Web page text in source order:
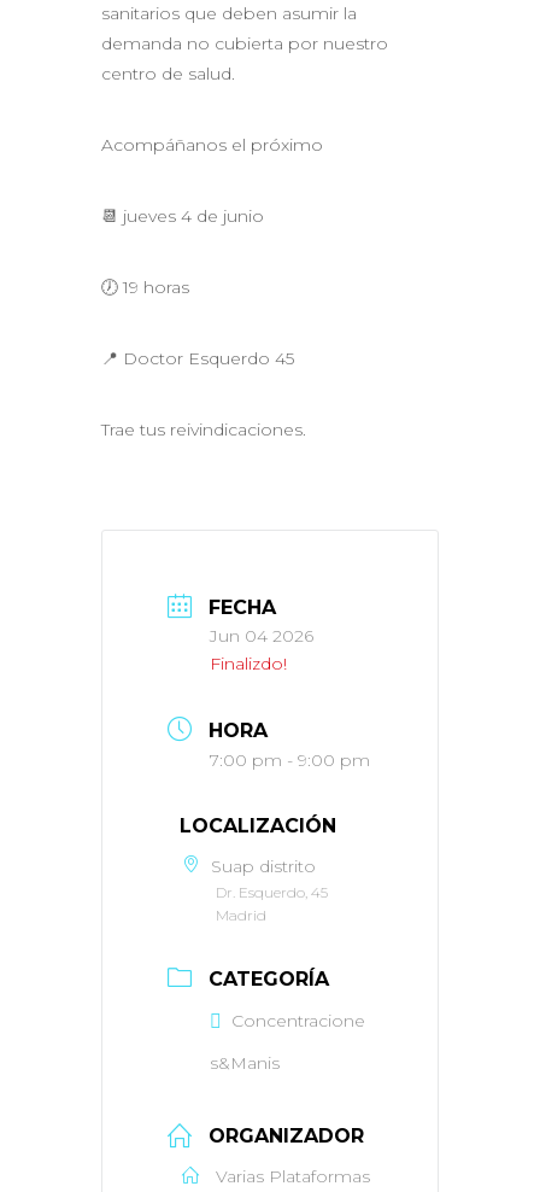
sanitarios que deben asumir la
demanda no cubierta por nuestro
centro de salud.
Acompáñanos el próximo
📆 jueves 4 de junio
🕖 19 horas
📍 Doctor Esquerdo 45
Trae tus reivindicaciones.
FECHA
Jun 04 2026
Finalizdo!
HORA
7:00 pm - 9:00 pm
LOCALIZACIÓN
Suap distrito
Dr. Esquerdo, 45
Madrid
CATEGORÍA
Concentracione
s&Manis
ORGANIZADOR
Varias Plataformas